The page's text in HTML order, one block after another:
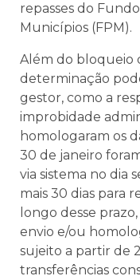
repasses do
Municípios (FPM).
Além do bloqueio
determinação
gestor, como a
improbidade
homologaram os
30 de janeiro
via sistema no dia
mais 30 dias para
longo desse
envio e/ou
sujeito a partir de
transferências